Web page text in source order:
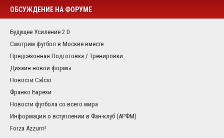
ОБСУЖДЕНИЕ НА ФОРУМЕ
Будущее Усиление 2.0
Смотрим футбол в Москве вместе
Предсезонная Подготовка / Тренировки
Дизайн новой формы
Новости Calcio
Франко Барези
Новости футбола со всего мира
Информация о вступлении в Фан-клуб (АРФМ)
Forza Azzurri!